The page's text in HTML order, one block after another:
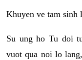
Khuyen ve tam sinh
Su ung ho Tu doi
vuot qua noi lo